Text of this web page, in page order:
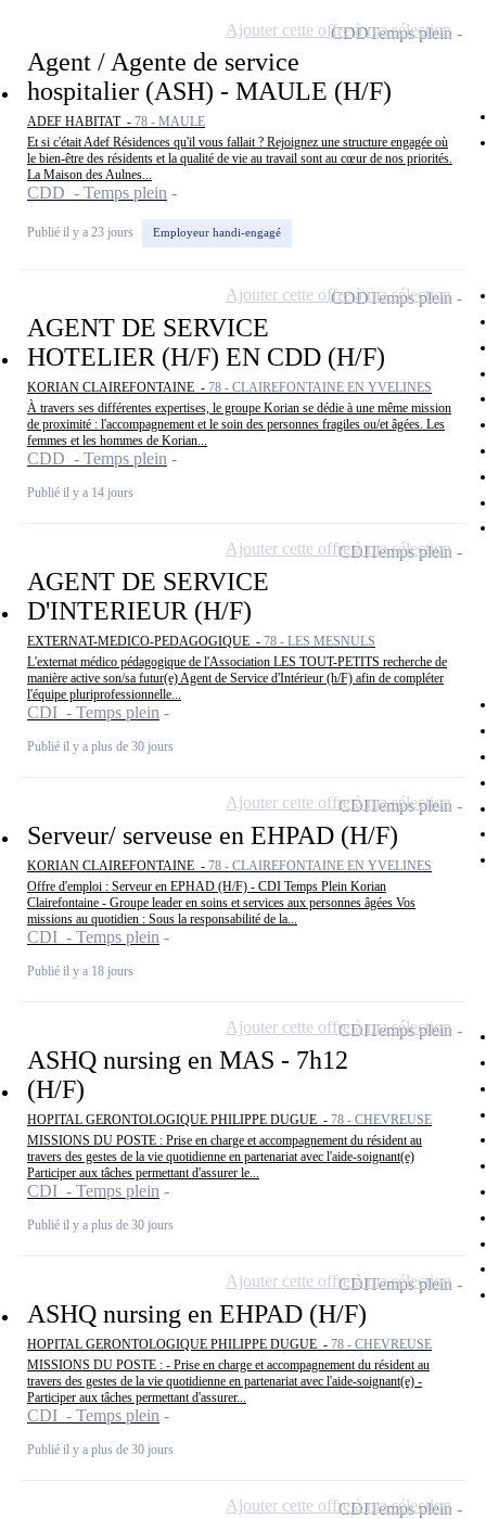
Agent / Agente de service
hospitalier (ASH) - MAULE (H/F)
ADEF HABITAT - 78 - MAULE
Et si c'était Adef Résidences qu'il vous fallait ? Rejoignez une structure engagée où
le bien-être des résidents et la qualité de vie au travail sont au cœur de nos priorités.
La Maison des Aulnes...
CDD - Temps plein
Publié il y a 23 jours Employeur handi-engagé
CDDTemps plein
Ajouter cette offre à ma sélection
AGENT DE SERVICE
HOTELIER (H/F) EN CDD (H/F)
KORIAN CLAIREFONTAINE - 78 - CLAIREFONTAINE EN YVELINES
À travers ses différentes expertises, le groupe Korian se dédie à une même mission
de proximité : l'accompagnement et le soin des personnes fragiles ou/et âgées. Les
femmes et les hommes de Korian...
CDD - Temps plein
Publié il y a 14 jours
CDDTemps plein
Ajouter cette offre à ma sélection
AGENT DE SERVICE
D'INTERIEUR (H/F)
EXTERNAT-MEDICO-PEDAGOGIQUE - 78 - LES MESNULS
L'externat médico pédagogique de l'Association LES TOUT-PETITS recherche de
manière active son/sa futur(e) Agent de Service d'Intérieur (h/F) afin de compléter
l'équipe pluriprofessionnelle...
CDI - Temps plein
Publié il y a plus de 30 jours
CDITemps plein
Ajouter cette offre à ma sélection
Serveur/ serveuse en EHPAD (H/F)
KORIAN CLAIREFONTAINE - 78 - CLAIREFONTAINE EN YVELINES
Offre d'emploi : Serveur en EPHAD (H/F) - CDI Temps Plein Korian
Clairefontaine - Groupe leader en soins et services aux personnes âgées Vos
missions au quotidien : Sous la responsabilité de la...
CDI - Temps plein
Publié il y a 18 jours
CDITemps plein
Ajouter cette offre à ma sélection
ASHQ nursing en MAS - 7h12
(H/F)
HOPITAL GERONTOLOGIQUE PHILIPPE DUGUE - 78 - CHEVREUSE
MISSIONS DU POSTE : Prise en charge et accompagnement du résident au
travers des gestes de la vie quotidienne en partenariat avec l'aide-soignant(e)
Participer aux tâches permettant d'assurer le...
CDI - Temps plein
Publié il y a plus de 30 jours
CDITemps plein
Ajouter cette offre à ma sélection
ASHQ nursing en EHPAD (H/F)
HOPITAL GERONTOLOGIQUE PHILIPPE DUGUE - 78 - CHEVREUSE
MISSIONS DU POSTE : - Prise en charge et accompagnement du résident au
travers des gestes de la vie quotidienne en partenariat avec l'aide-soignant(e) -
Participer aux tâches permettant d'assurer...
CDI - Temps plein
Publié il y a plus de 30 jours
CDITemps plein
Ajouter cette offre à ma sélection
CDITemps plein
Ajouter cette offre à ma sélection